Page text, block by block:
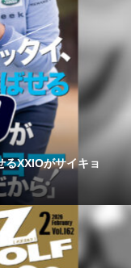
XXIOがサイキョ